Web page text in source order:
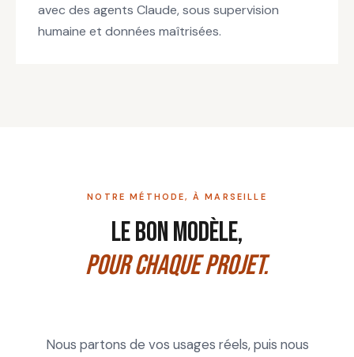
avec des agents Claude, sous supervision
humaine et données maîtrisées.
NOTRE MÉTHODE, À MARSEILLE
Le bon modèle,
pour chaque projet.
Nous partons de vos usages réels, puis nous